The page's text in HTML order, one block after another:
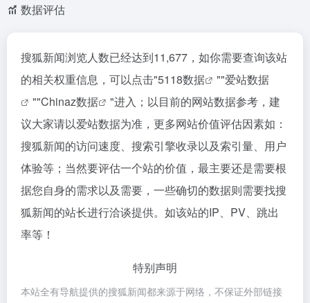
数据评估
搜狐新闻浏览人数已经达到11,677，如你需要查询该站
的相关权重信息，可以点击"5118数据 ""爱站数据
""Chinaz数据
"进入；以目前的网站数据参考，建
议大家请以爱站数据为准，更多网站价值评估因素如：
搜狐新闻的访问速度、搜索引擎收录以及索引量、用户
体验等；当然要评估一个站的价值，最主要还是需要根
据您自身的需求以及需要，一些确切的数据则需要找搜
狐新闻的站长进行洽谈提供。如该站的IP、PV、跳出
率等！
特别声明
本站全有导航提供的搜狐新闻都来源于网络，不保证外部链接